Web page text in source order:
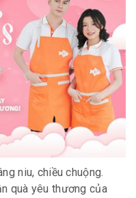
niu, chiều chuộng.
quà yêu thương của